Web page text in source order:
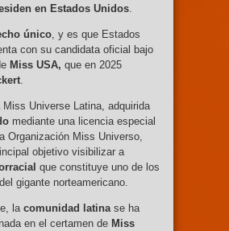
en Estados Unidos
único , y es que Estados
con su candidata oficial bajo
Miss USA, que en 2025
Miss Universe Latina, adquirida
mediante una licencia especial
Organización Miss Universo,
objetivo visibilizar a
que constituye uno de los
gigante norteamericano.
la comunidad latina se ha
en el certamen de Miss